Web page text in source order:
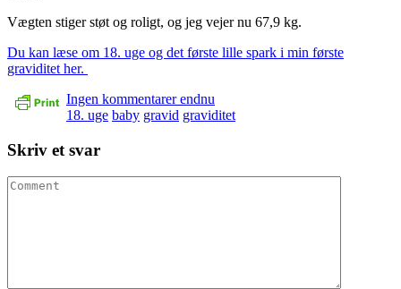
Vægten stiger støt og roligt, og jeg vejer nu 67,9 kg.
Du kan læse om 18. uge og det første lille spark i min første
graviditet her.
Ingen kommentarer endnu
18. uge baby gravid graviditet
Skriv et svar